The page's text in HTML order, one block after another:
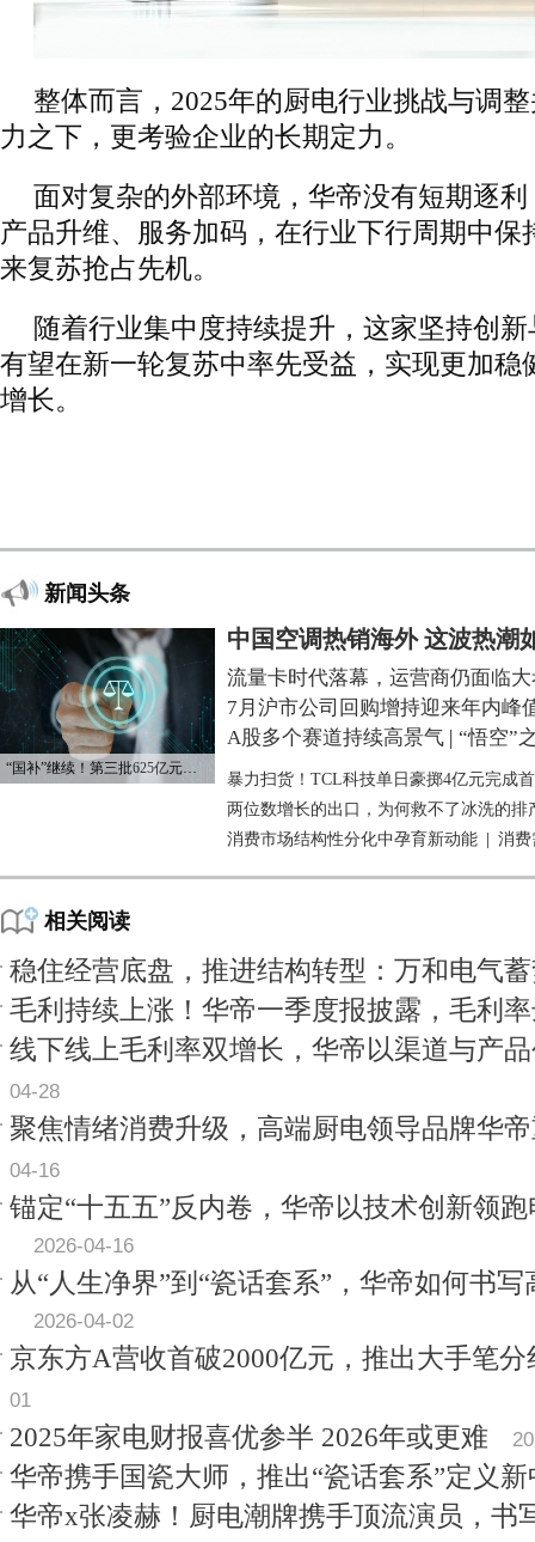
整体而言，2025年的厨电行业挑战与调
力之下，更考验企业的长期定力。
面对复杂的外部环境，华帝没有短期逐
产品升维、服务加码，在行业下行周期中保
来复苏抢占先机。
随着行业集中度持续提升，这家坚持创
有望在新一轮复苏中率先受益，实现更加稳
增长。
新闻头条
“国补”继续！第三批625亿元资金已下达
中国空调热销海外 这波热潮
流量卡时代落幕，运营商仍面临
7月沪市公司回购增持迎来年内峰
A股多个赛道持续高景气 | “悟空”
暴力扫货！TCL科技单日豪掷4亿元完成
两位数增长的出口，为何救不了冰洗的排
消费市场结构性分化中孕育新动能
消费
相关阅读
稳住经营底盘，推进结构转型：万和电气
毛利持续上涨！华帝一季度报披露，毛利率
线下线上毛利率双增长，华帝以渠道与产
04-28
聚焦情绪消费升级，高端厨电领导品牌华
04-16
锚定“十五五”反内卷，华帝以技术创新领
2026-04-16
从“人生净界”到“瓷话套系”，华帝如何书
2026-04-02
京东方A营收首破2000亿元，推出大手笔
01
2025年家电财报喜优参半 2026年或更难
华帝携手国瓷大师，推出“瓷话套系”定义
华帝x张凌赫！厨电潮牌携手顶流演员，书